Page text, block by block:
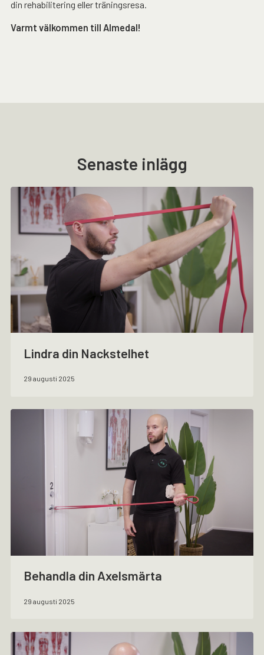
din rehabilitering eller träningsresa.
Varmt välkommen till Almedal!
Senaste inlägg
Lindra din Nackstelhet
29 augusti 2025
Behandla din Axelsmärta
29 augusti 2025